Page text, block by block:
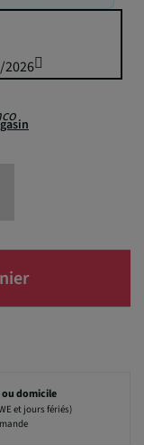
2026
domicile
et jours fériés)